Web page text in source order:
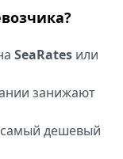
SeaRates или
занижают
дешевый